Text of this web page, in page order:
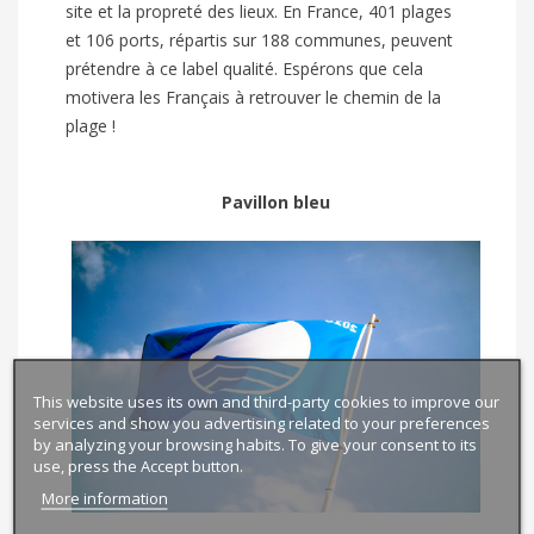
site et la propreté des lieux. En France, 401 plages
et 106 ports, répartis sur 188 communes, peuvent
prétendre à ce label qualité. Espérons que cela
motivera les Français à retrouver le chemin de la
plage !
Pavillon bleu
This website uses its own and third-party cookies to improve our
services and show you advertising related to your preferences
by analyzing your browsing habits. To give your consent to its
use, press the Accept button.
More information